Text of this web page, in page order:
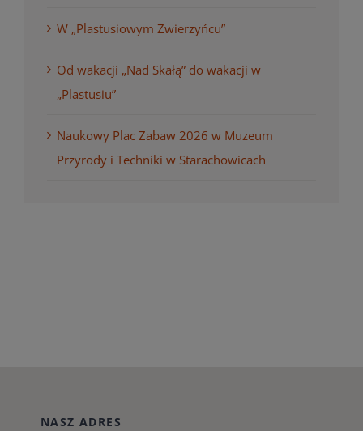
W „Plastusiowym Zwierzyńcu”
Od wakacji „Nad Skałą” do wakacji w
„Plastusiu”
Naukowy Plac Zabaw 2026 w Muzeum
Przyrody i Techniki w Starachowicach
NASZ ADRES